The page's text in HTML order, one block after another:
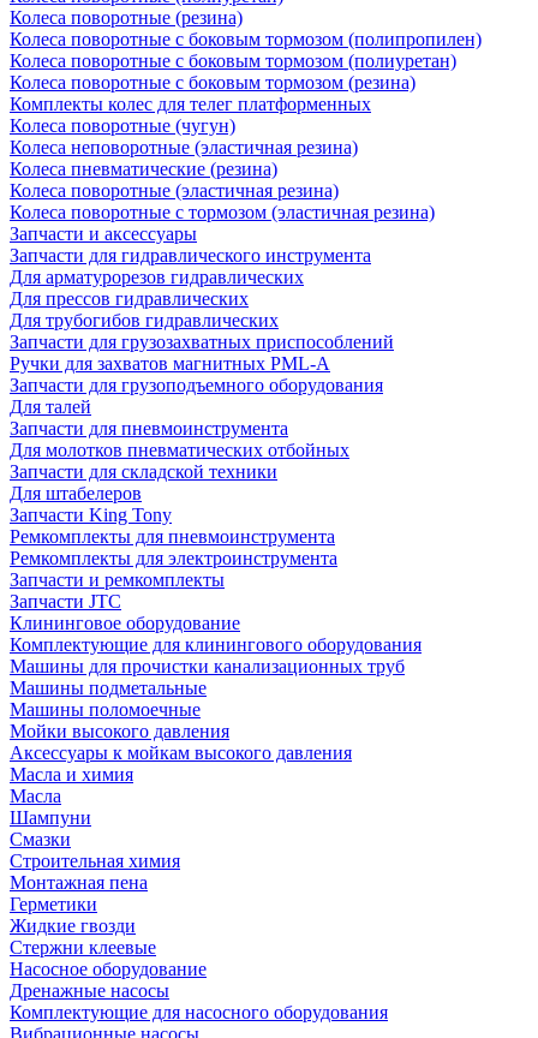
Колеса поворотные (резина)
Колеса поворотные c боковым тормозом (полипропилен)
Колеса поворотные c боковым тормозом (полиуретан)
Колеса поворотные c боковым тормозом (резина)
Комплекты колес для телег платформенных
Колеса поворотные (чугун)
Колеса неповоротные (эластичная резина)
Колеса пневматические (резина)
Колеса поворотные (эластичная резина)
Колеса поворотные c тормозом (эластичная резина)
Запчасти и аксессуары
Запчасти для гидравлического инструмента
Для арматурорезов гидравлических
Для прессов гидравлических
Для трубогибов гидравлических
Запчасти для грузозахватных приспособлений
Ручки для захватов магнитных PML-A
Запчасти для грузоподъемного оборудования
Для талей
Запчасти для пневмоинструмента
Для молотков пневматических отбойных
Запчасти для складской техники
Для штабелеров
Запчасти King Tony
Ремкомплекты для пневмоинструмента
Ремкомплекты для электроинструмента
Запчасти и ремкомплекты
Запчасти JTC
Клининговое оборудование
Комплектующие для клинингового оборудования
Машины для прочистки канализационных труб
Машины подметальные
Машины поломоечные
Мойки высокого давления
Аксессуары к мойкам высокого давления
Масла и химия
Масла
Шампуни
Смазки
Строительная химия
Монтажная пена
Герметики
Жидкие гвозди
Стержни клеевые
Насосное оборудование
Дренажные насосы
Комплектующие для насосного оборудования
Вибрационные насосы